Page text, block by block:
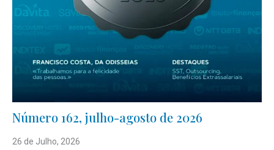
Número 162, julho-agosto de 2026
26 de Julho, 2026